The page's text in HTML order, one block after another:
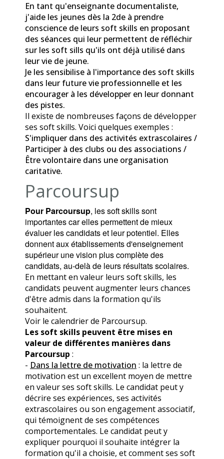
En tant qu'enseignante documentaliste,
j'aide les jeunes dès la 2de à prendre
conscience de leurs soft skills en proposant
des séances qui leur permettent de réfléchir
sur les soft sills qu'ils ont déjà utilisé dans
leur vie de jeune.
Je les sensibilise à l'importance des soft skills
dans leur future vie professionnelle et les
encourager à les développer en leur donnant
des pistes.
Il existe de nombreuses façons de développer
ses soft skills. Voici quelques exemples :
S'impliquer dans des activités extrascolaires /
Participer à des clubs ou des associations /
Être volontaire dans une organisation
caritative.
Parcoursup
Pour Parcoursup, les soft skills sont
importantes car elles permettent de mieux
évaluer les candidats et leur potentiel. Elles
donnent aux établissements d'enseignement
supérieur une vision plus complète des
candidats, au-delà de leurs résultats scolaires.
En mettant en valeur leurs soft skills, les
candidats peuvent augmenter leurs chances
d'être admis dans la formation qu'ils
souhaitent.
Voir le calendrier de Parcoursup.
Les soft skills peuvent être mises en
valeur de différentes manières dans
Parcoursup :
- Dans la lettre de motivation : la lettre de
motivation est un excellent moyen de mettre
en valeur ses soft skills. Le candidat peut y
décrire ses expériences, ses activités
extrascolaires ou son engagement associatif,
qui témoignent de ses compétences
comportementales. Le candidat peut y
expliquer pourquoi il souhaite intégrer la
formation qu'il a choisie, et comment ses soft